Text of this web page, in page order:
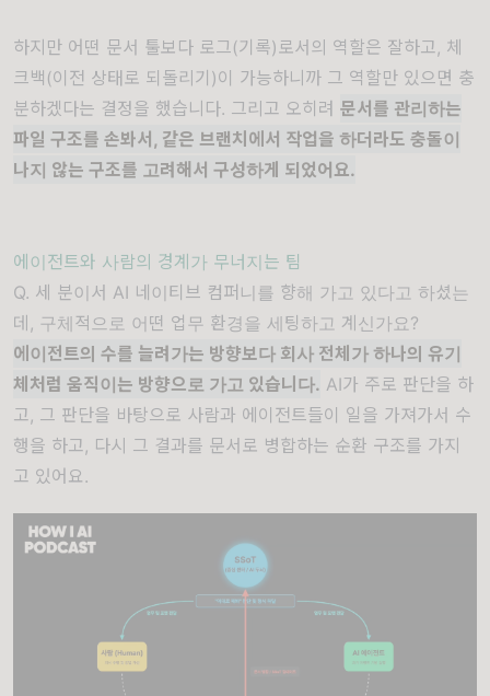
하지만 어떤 문서 툴보다 로그(기록)로서의 역할은 잘하고, 체
크백(이전 상태로 되돌리기)이 가능하니까 그 역할만 있으면 충
분하겠다는 결정을 했습니다. 그리고 오히려 문서를 관리하는
파일 구조를 손봐서, 같은 브랜치에서 작업을 하더라도 충돌이
나지 않는 구조를 고려해서 구성하게 되었어요.
에이전트와 사람의 경계가 무너지는 팀
Q. 세 분이서 AI 네이티브 컴퍼니를 향해 가고 있다고 하셨는
데, 구체적으로 어떤 업무 환경을 세팅하고 계신가요?
에이전트의 수를 늘려가는 방향보다 회사 전체가 하나의 유기
체처럼 움직이는 방향으로 가고 있습니다. AI가 주로 판단을 하
고, 그 판단을 바탕으로 사람과 에이전트들이 일을 가져가서 수
행을 하고, 다시 그 결과를 문서로 병합하는 순환 구조를 가지
고 있어요.